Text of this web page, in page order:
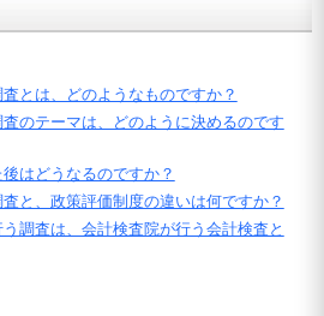
とは、どのようなものですか？
のテーマは、どのように決めるのです
はどうなるのですか？
と、政策評価制度の違いは何ですか？
調査は、会計検査院が行う会計検査と